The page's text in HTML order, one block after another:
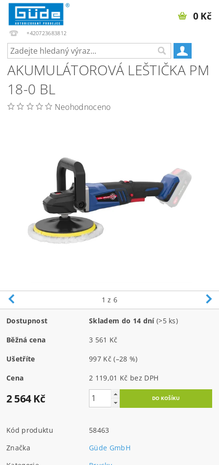
+420723683812
0 Kč
AKUMULÁTOROVÁ LEŠTIČKA PM
18-0 BL
Neohodnoceno
1 z 6
Dostupnost Skladem do 14 dní (>5 ks)
Běžná cena 3 561 Kč
Ušetříte 997 Kč(–28 %)
Cena 2 119,01 Kč bez DPH
2 564 Kč
Kód produktu
58463
Značka
Güde GmbH